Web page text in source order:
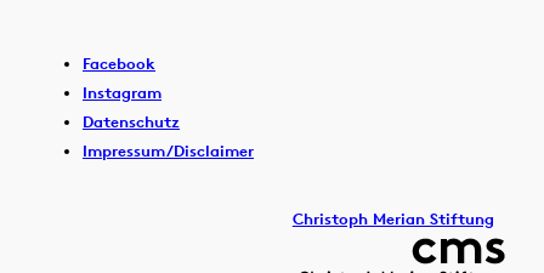
Facebook
Instagram
Datenschutz
Impressum/Disclaimer
Christoph Merian Stiftung